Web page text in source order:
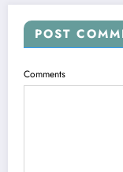
POST
Comments